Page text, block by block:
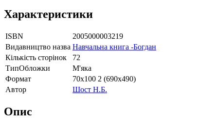
Характеристики
ISBN
2005000003219
Видавництво назва Навчальна книга -Богдан
Кількість сторінок
72
ТипОбложки
М'яка
Формат
70х100 2 (690х490)
Автор
Шост Н.Б.
Опис